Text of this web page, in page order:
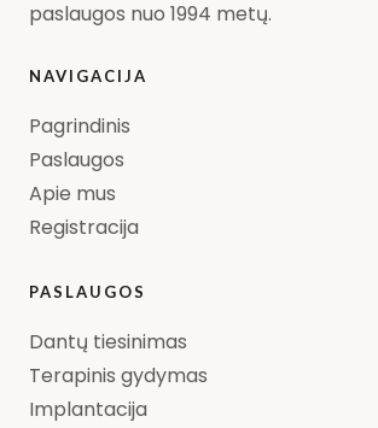
paslaugos nuo 1994 metų.
NAVIGACIJA
Pagrindinis
Paslaugos
Apie mus
Registracija
PASLAUGOS
Dantų tiesinimas
Terapinis gydymas
Implantacija